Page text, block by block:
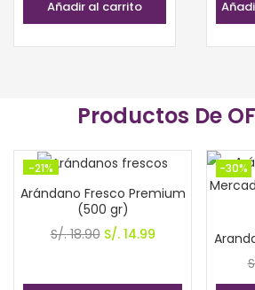
Añadir al carrito
Productos De
-21%
Arándano Fresco Premium
(500 gr)
S/.18.90 El
original
S/.14.99El
actual
-30%